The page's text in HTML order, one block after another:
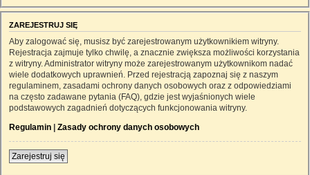
ZAREJESTRUJ SIĘ
Aby zalogować się, musisz być zarejestrowanym użytkownikiem witryny.
Rejestracja zajmuje tylko chwilę, a znacznie zwiększa możliwości korzystania
z witryny. Administrator witryny może zarejestrowanym użytkownikom nadać
wiele dodatkowych uprawnień. Przed rejestracją zapoznaj się z naszym
regulaminem, zasadami ochrony danych osobowych oraz z odpowiedziami
na często zadawane pytania (FAQ), gdzie jest wyjaśnionych wiele
podstawowych zagadnień dotyczących funkcjonowania witryny.
Regulamin | Zasady ochrony danych osobowych
Zarejestruj się